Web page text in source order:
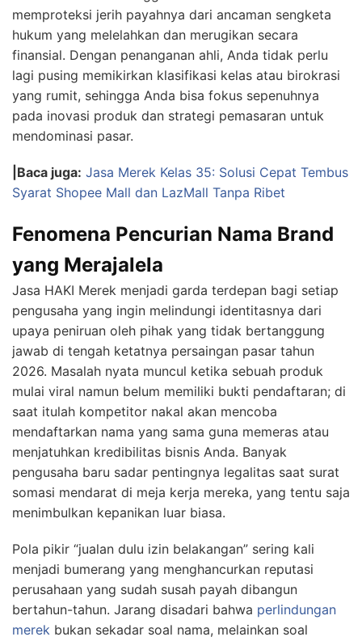
memproteksi jerih payahnya dari ancaman sengketa
hukum yang melelahkan dan merugikan secara
finansial. Dengan penanganan ahli, Anda tidak perlu
lagi pusing memikirkan klasifikasi kelas atau birokrasi
yang rumit, sehingga Anda bisa fokus sepenuhnya
pada inovasi produk dan strategi pemasaran untuk
mendominasi pasar.
|Baca juga: Jasa Merek Kelas 35: Solusi Cepat Tembus
Syarat Shopee Mall dan LazMall Tanpa Ribet
Fenomena Pencurian Nama Brand
yang Merajalela
Jasa HAKI Merek menjadi garda terdepan bagi setiap
pengusaha yang ingin melindungi identitasnya dari
upaya peniruan oleh pihak yang tidak bertanggung
jawab di tengah ketatnya persaingan pasar tahun
2026. Masalah nyata muncul ketika sebuah produk
mulai viral namun belum memiliki bukti pendaftaran; di
saat itulah kompetitor nakal akan mencoba
mendaftarkan nama yang sama guna memeras atau
menjatuhkan kredibilitas bisnis Anda. Banyak
pengusaha baru sadar pentingnya legalitas saat surat
somasi mendarat di meja kerja mereka, yang tentu saja
menimbulkan kepanikan luar biasa.
Pola pikir “jualan dulu izin belakangan” sering kali
menjadi bumerang yang menghancurkan reputasi
perusahaan yang sudah susah payah dibangun
bertahun-tahun. Jarang disadari bahwa perlindungan
merek bukan sekadar soal nama, melainkan soal